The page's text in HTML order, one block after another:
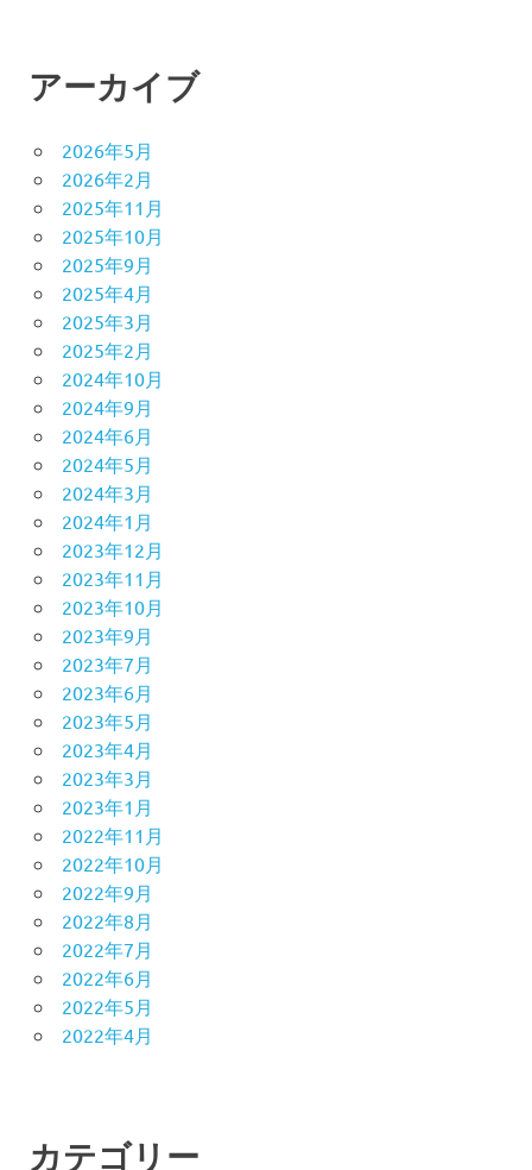
アーカイブ
2026年5月
2026年2月
2025年11月
2025年10月
2025年9月
2025年4月
2025年3月
2025年2月
2024年10月
2024年9月
2024年6月
2024年5月
2024年3月
2024年1月
2023年12月
2023年11月
2023年10月
2023年9月
2023年7月
2023年6月
2023年5月
2023年4月
2023年3月
2023年1月
2022年11月
2022年10月
2022年9月
2022年8月
2022年7月
2022年6月
2022年5月
2022年4月
カテゴリー